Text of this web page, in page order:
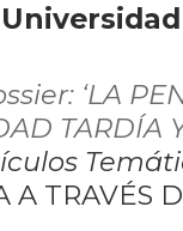
‘LA
TARDÍA
A TRAVÉS